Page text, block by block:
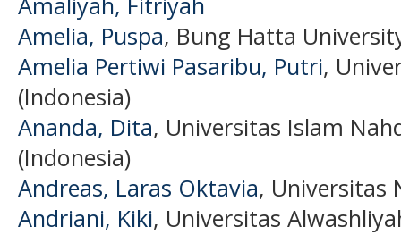
Amelia, Puspa, Bung Hatta
Amelia Pertiwi Pasaribu, Putri,
(Indonesia)
Ananda, Dita, Universitas Islam
(Indonesia)
Andreas, Laras Oktavia, Universitas
Andriani, Kiki, Universitas